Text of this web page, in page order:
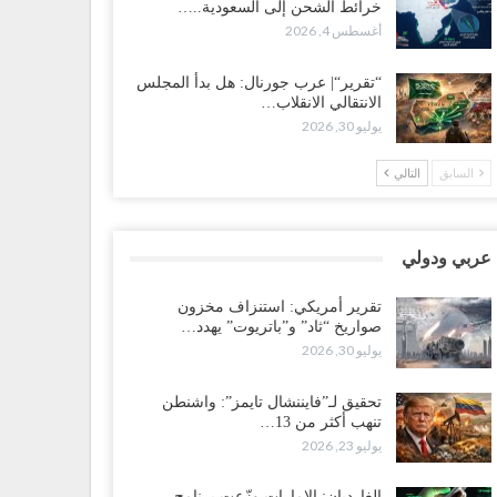
تُصعّد الحصار على اليمنيين.. وقرار بحرمان طلاب
من تعميد الشهادات يشعل غضباً واسعاً..!
يشغل خصومه بمعارك التعيينات.. وتحركات موازية
على ملفات المال والنفط..!
شحنة…
يواجه اتهامات بصفقة نفط سرية مع شركة أمريكية..
برميل يشعل غضب حضرموت..!
مكتب العليمي يقدم استقالته.. والخلافات تعصف
وصراع محتدم على خليفته..!
4, 2026
خرائط الشحن إلى السعودية..…
أغسطس 4, 2026
“تقرير“| عرب جورنال: هل بدأ المجلس
الانتقالي الانقلاب…
يوليو 30, 2026
السابق التالي
عربي ودولي
تقرير أمريكي: استنزاف مخزون
صواريخ “ثاد” و”باتريوت” يهدد…
يوليو 30, 2026
تحقيق لـ”فايننشال تايمز”: واشنطن
تنهب أكثر من 13…
يوليو 23, 2026